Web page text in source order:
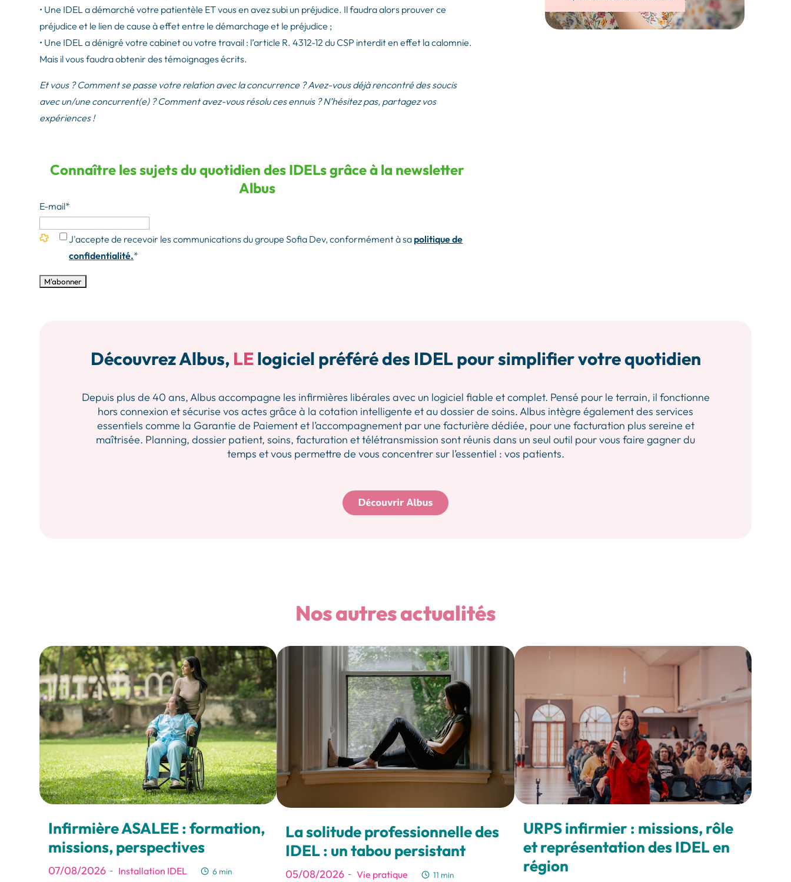
• Une IDEL a démarché votre patientèle ET vous en avez subi un préjudice. Il faudra alors prouver ce
préjudice et le lien de cause à effet entre le démarchage et le préjudice ;
• Une IDEL a dénigré votre cabinet ou votre travail : l’article R. 4312-12 du CSP interdit en effet la calomnie.
Mais il vous faudra obtenir des témoignages écrits.
Et vous ? Comment se passe votre relation avec la concurrence ? Avez-vous déjà rencontré des soucis
avec un/une concurrent(e) ? Comment avez-vous résolu ces ennuis ? N’hésitez pas, partagez vos
expériences !
Connaître les sujets du quotidien des IDELs grâce à la newsletter
Albus
E-mail*
J'accepte de recevoir les communications du groupe Sofia Dev, conformément à sa politique de
confidentialité.*
Découvrez Albus, LElogiciel préféré des IDEL pour simplifier votre quotidien
Depuis plus de 40 ans, Albus accompagne les infirmières libérales avec un logiciel fiable et complet. Pensé pour le terrain, il fonctionne
hors connexion et sécurise vos actes grâce à la cotation intelligente et au dossier de soins. Albus intègre également des services
essentiels comme la Garantie de Paiement et l’accompagnement par une facturière dédiée, pour une facturation plus sereine et
maîtrisée. Planning, dossier patient, soins, facturation et télétransmission sont réunis dans un seul outil pour vous faire gagner du
temps et vous permettre de vous concentrer sur l’essentiel : vos patients.
Nos autres actualités
Infirmière ASALEE : formation,
missions, perspectives
07/08/2026 - Installation IDEL 6 min
La solitude professionnelle des
IDEL : un tabou persistant
05/08/2026 - Vie pratique 11 min
URPS infirmier : missions, rôle
et représentation des IDEL en
région